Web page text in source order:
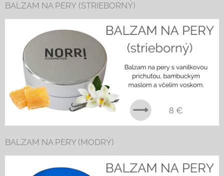
BALZAM NA PERY (STRIEBORNÝ)
BALZAM NA PERY (MODRÝ)